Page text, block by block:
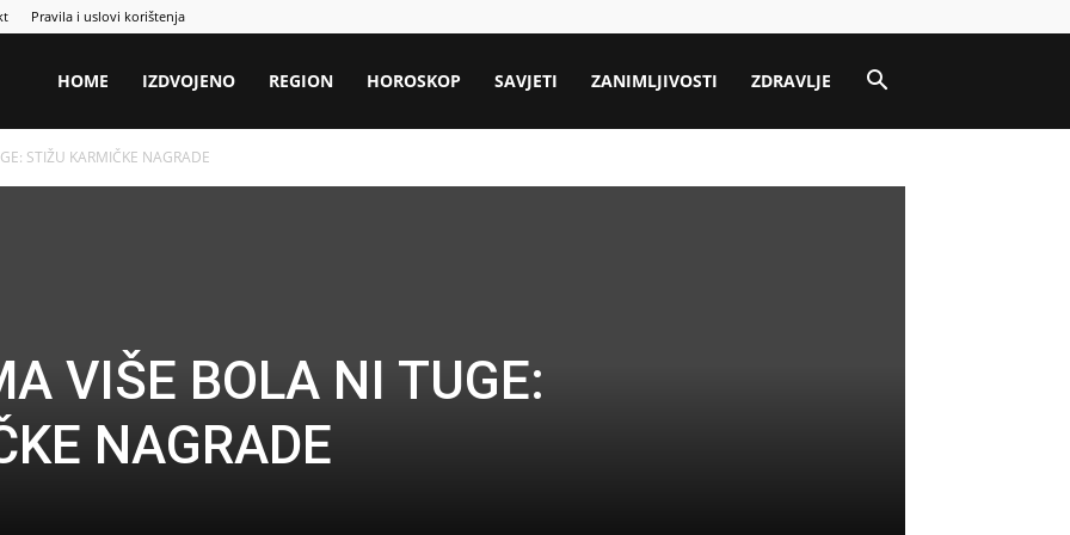
Pravila i uslovi korištenja
HOME IZDVOJENO REGION HOROSKOP SAVJETI ZANIMLJIVOSTI ZDRAVLJE
STIŽU KARMIČKE NAGRADE
VIŠE BOLA NI TUGE:
NAGRADE